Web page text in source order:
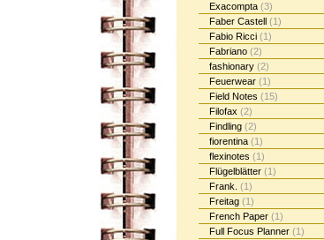
Exacompta (3)
Faber Castell (1)
Fabio Ricci (1)
Fabriano (2)
fashionary (2)
Feuerwear (1)
Field Notes (15)
Filofax (2)
Findling (2)
fiorentina (1)
flexinotes (1)
Flügelblätter (1)
Frank. (1)
Freitag (1)
French Paper (1)
Full Focus Planner (1)